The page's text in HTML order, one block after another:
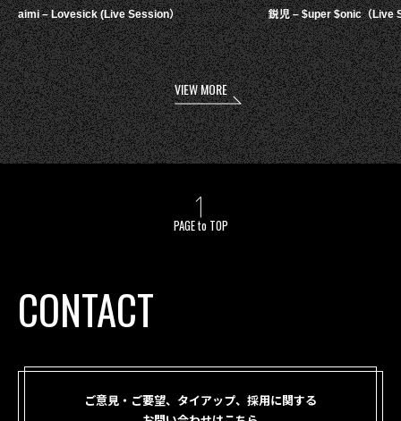
aimi – Lovesick (Live Session） 鋭児 – $uper $onic（Live
VIEW MORE
PAGE to TOP
CONTACT
ご意見・ご要望、タイアップ、採用に関する